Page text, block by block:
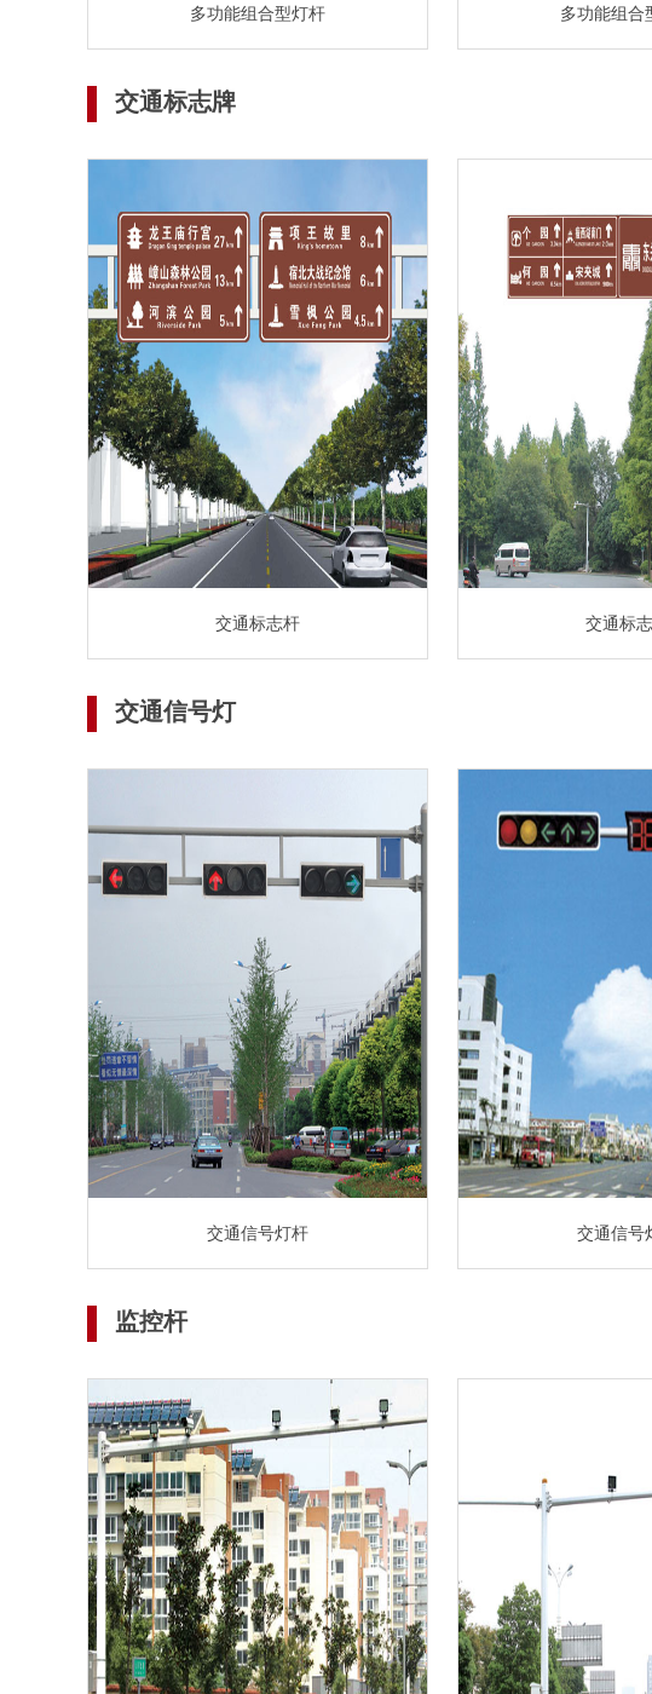
多功能组合型灯杆 多功能组合
交通标志牌
交通标志杆 交通标
交通信号灯
交通信号灯杆 交通信号
监控杆